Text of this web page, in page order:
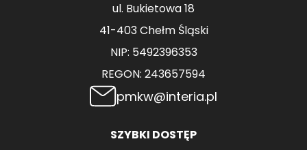
ul. Bukietowa 18
41-403 Chełm Śląski
NIP: 5492396353
REGON: 243657594
pmkw@interia.pl
SZYBKI DOSTĘP